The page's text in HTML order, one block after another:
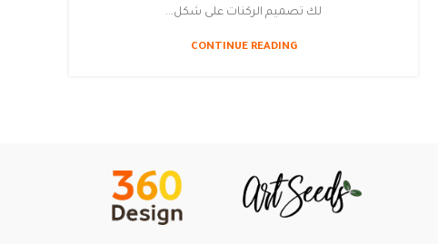
لك تصميم الركنات على شكل...
CONTINUE READING